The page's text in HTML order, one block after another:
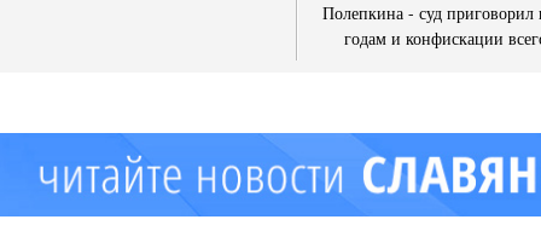
Полепкина - суд приговорил
годам и конфискации